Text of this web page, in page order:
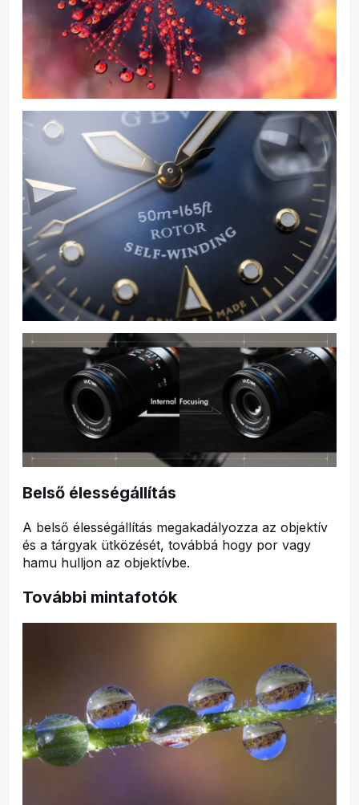
Belső élességállítás
A belső élességállítás megakadályozza az objektív
és a tárgyak ütközését, továbbá hogy por vagy
hamu hulljon az objektívbe.
További mintafotók